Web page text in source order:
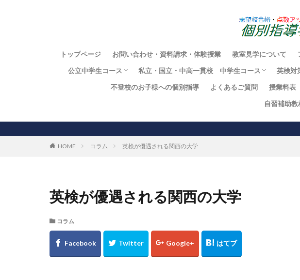
トップページ お問い合わせ・資料請求・体験授業 教室見学について
公立中学生コース
中学生向個別指導コース
私立・国立・中高一貫校 中学生コース
私立・国立中学・中高一貫校コース
常翔学園中の定期テスト対策
同志社香里中の定期テスト
開明中学校の定期テスト対策
大阪国際中の定期テスト対策
英検対
不登校のお子様への個別指導
よくあるご質問 授業料表
自習補助
HOME コラム 英検が優遇される関西の大学
英検が優遇される関西の大学
コラム